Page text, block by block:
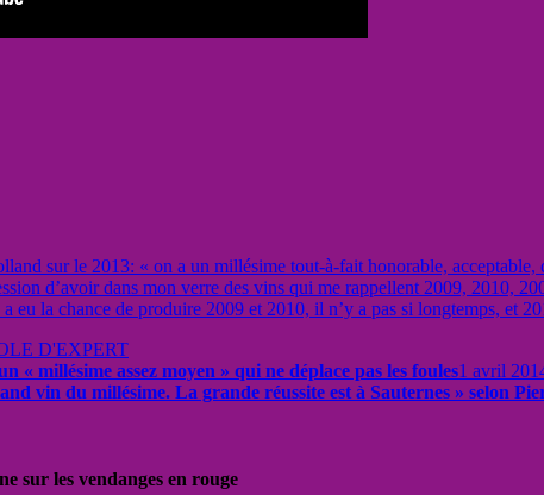
sur le 2013: « on a un millésime tout-à-fait honorable, acceptable,
d’avoir dans mon verre des vins qui me rappellent 2009, 2010,
eu la chance de produire 2009 et 2010, il n’y a pas si longtemps, et
D'EXPERT
« millésime assez moyen » qui ne déplace pas les foules1 avril
vin du millésime. La grande réussite est à Sauternes » selon
sur les vendanges en rouge